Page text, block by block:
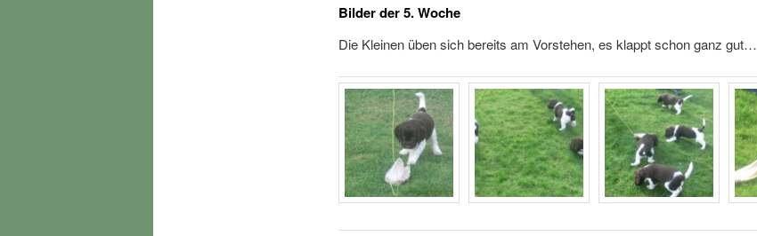
Bilder der 5. Woche
Die Kleinen üben sich bereits am Vorstehen, es klappt schon ganz gut…